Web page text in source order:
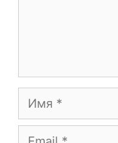
Имя
Email